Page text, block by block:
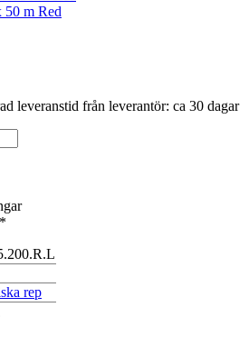
50 m Red
leveranstid från leverantör: ca 30 dagar
rep